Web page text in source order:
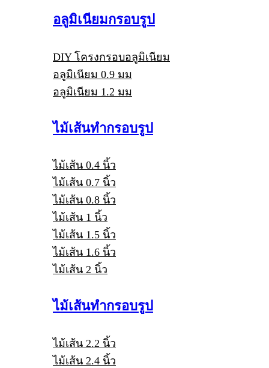
อลูมิเนียมกรอบรูป
DIY โครงกรอบอลูมิเนียม
อลูมิเนียม 0.9 มม
อลูมิเนียม 1.2 มม
ไม้เส้นทำกรอบรูป
ไม้เส้น 0.4 นิ้ว
ไม้เส้น 0.7 นิ้ว
ไม้เส้น 0.8 นิ้ว
ไม้เส้น 1 นิ้ว
ไม้เส้น 1.5 นิ้ว
ไม้เส้น 1.6 นิ้ว
ไม้เส้น 2 นิ้ว
ไม้เส้นทำกรอบรูป
ไม้เส้น 2.2 นิ้ว
ไม้เส้น 2.4 นิ้ว